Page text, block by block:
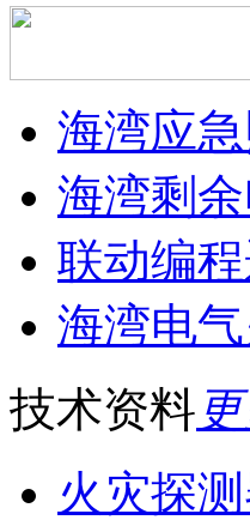
海湾应
海湾剩
联动编
海湾电
技术资料
火灾探